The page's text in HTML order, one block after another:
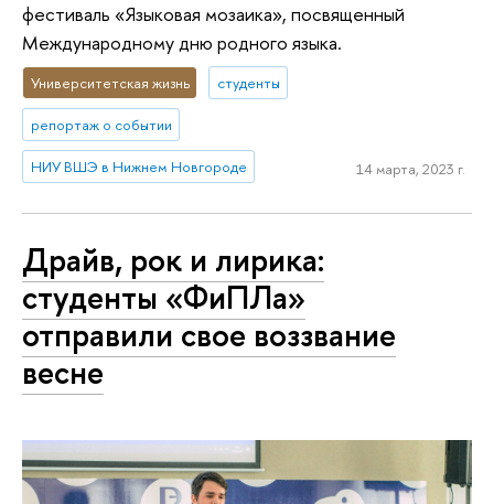
фестиваль «Языковая мозаика», посвященный
Международному дню родного языка.
Университетская жизнь студенты
репортаж о событии
НИУ ВШЭ в Нижнем Новгороде 14 марта, 2023 г.
Драйв, рок и лирика:
студенты «ФиПЛа»
отправили свое воззвание
весне